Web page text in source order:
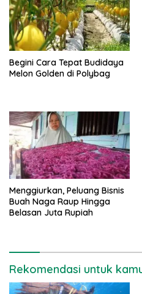
Begini Cara Tepat Budidaya
Melon Golden di Polybag
Menggiurkan, Peluang Bisnis
Buah Naga Raup Hingga
Belasan Juta Rupiah
Rekomendasi untuk